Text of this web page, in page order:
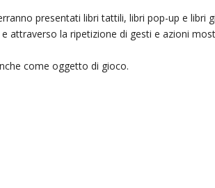
presentati libri tattili, libri pop-up e libri
attraverso la ripetizione di gesti e azioni
come oggetto di gioco.